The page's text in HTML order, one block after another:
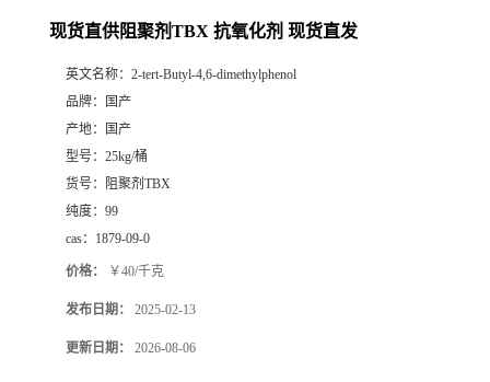
现货直供阻聚剂TBX 抗氧化剂 现货直发
英文名称： 2-tert-Butyl-4,6-dimethylphenol
品牌：
国产
产地：
国产
型号： 25kg/桶
货号：
阻聚剂TBX
纯度： 99
cas： 1879-09-0
价格： ￥40/千克
发布日期： 2025-02-13
更新日期： 2026-08-06